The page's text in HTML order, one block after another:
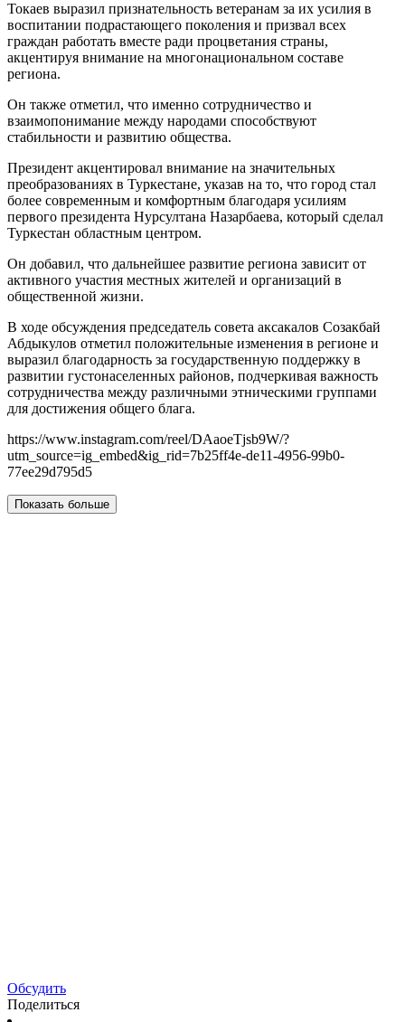
Токаев выразил признательность ветеранам за их усилия в
воспитании подрастающего поколения и призвал всех
граждан работать вместе ради процветания страны,
акцентируя внимание на многонациональном составе
региона.
Он также отметил, что именно сотрудничество и
взаимопонимание между народами способствуют
стабильности и развитию общества.
Президент акцентировал внимание на значительных
преобразованиях в Туркестане, указав на то, что город стал
более современным и комфортным благодаря усилиям
первого президента Нурсултана Назарбаева, который сделал
Туркестан областным центром.
Он добавил, что дальнейшее развитие региона зависит от
активного участия местных жителей и организаций в
общественной жизни.
В ходе обсуждения председатель совета аксакалов Созакбай
Абдыкулов отметил положительные изменения в регионе и
выразил благодарность за государственную поддержку в
развитии густонаселенных районов, подчеркивая важность
сотрудничества между различными этническими группами
для достижения общего блага.
https://www.instagram.com/reel/DAaoeTjsb9W/?
utm_source=ig_embed&ig_rid=7b25ff4e-de11-4956-99b0-
77ee29d795d5
Показать больше
Обсудить
Поделиться